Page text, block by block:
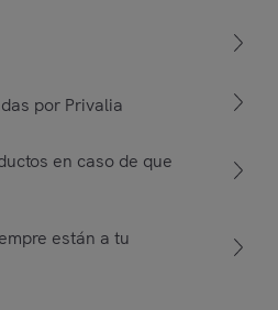
por Privalia
en caso de que
están a tu